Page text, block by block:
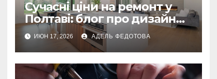
Сучасні ціни на ремонт у
Полтаві: блог про дизайн
інтер\’єру
ИЮН 17, 2026 АДЕЛЬ ФЕДОТОВА